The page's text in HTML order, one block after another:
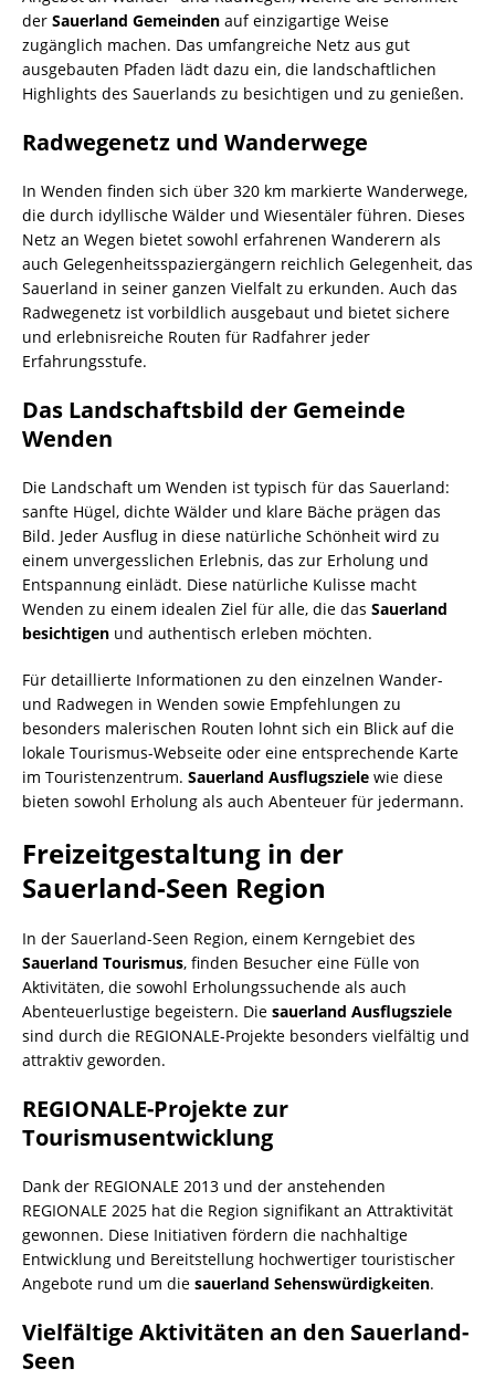
der Sauerland Gemeinden auf einzigartige Weise
zugänglich machen. Das umfangreiche Netz aus gut
ausgebauten Pfaden lädt dazu ein, die landschaftlichen
Highlights des Sauerlands zu besichtigen und zu genießen.
Radwegenetz und Wanderwege
In Wenden finden sich über 320 km markierte Wanderwege,
die durch idyllische Wälder und Wiesentäler führen. Dieses
Netz an Wegen bietet sowohl erfahrenen Wanderern als
auch Gelegenheitsspaziergängern reichlich Gelegenheit, das
Sauerland in seiner ganzen Vielfalt zu erkunden. Auch das
Radwegenetz ist vorbildlich ausgebaut und bietet sichere
und erlebnisreiche Routen für Radfahrer jeder
Erfahrungsstufe.
Das Landschaftsbild der Gemeinde
Wenden
Die Landschaft um Wenden ist typisch für das Sauerland:
sanfte Hügel, dichte Wälder und klare Bäche prägen das
Bild. Jeder Ausflug in diese natürliche Schönheit wird zu
einem unvergesslichen Erlebnis, das zur Erholung und
Entspannung einlädt. Diese natürliche Kulisse macht
Wenden zu einem idealen Ziel für alle, die das Sauerland
besichtigen und authentisch erleben möchten.
Für detaillierte Informationen zu den einzelnen Wander-
und Radwegen in Wenden sowie Empfehlungen zu
besonders malerischen Routen lohnt sich ein Blick auf die
lokale Tourismus-Webseite oder eine entsprechende Karte
im Touristenzentrum. Sauerland Ausflugsziele wie diese
bieten sowohl Erholung als auch Abenteuer für jedermann.
Freizeitgestaltung in der
Sauerland-Seen Region
In der Sauerland-Seen Region, einem Kerngebiet des
Sauerland Tourismus, finden Besucher eine Fülle von
Aktivitäten, die sowohl Erholungssuchende als auch
Abenteuerlustige begeistern. Die sauerland Ausflugsziele
sind durch die REGIONALE-Projekte besonders vielfältig und
attraktiv geworden.
REGIONALE-Projekte zur
Tourismusentwicklung
Dank der REGIONALE 2013 und der anstehenden
REGIONALE 2025 hat die Region signifikant an Attraktivität
gewonnen. Diese Initiativen fördern die nachhaltige
Entwicklung und Bereitstellung hochwertiger touristischer
Angebote rund um die sauerland Sehenswürdigkeiten.
Vielfältige Aktivitäten an den Sauerland-
Seen